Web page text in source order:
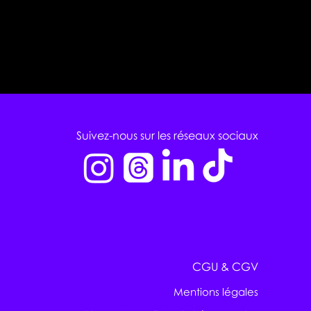
Suivez-nous sur les réseaux sociaux
CGU & CGV
Mentions légales